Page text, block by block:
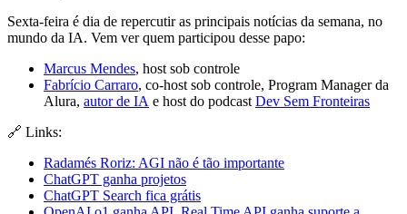
Sexta-feira é dia de repercutir as principais notícias da semana, no
mundo da IA. Vem ver quem participou desse papo:
Marcus Mendes, host sob controle
Fabrício Carraro, co-host sob controle, Program Manager da
Alura, autor de IA e host do podcast Dev Sem Fronteiras
🔗 Links:
Radamés Roriz: AGI não é tão importante
ChatGPT ganha projetos
ChatGPT Search fica grátis